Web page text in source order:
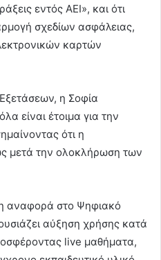
εντός ΑΕΙ», και ότι
σχεδίων ασφάλειας,
καρτών
η Σοφία
είναι έτοιμα για την
ότι η
μετά την ολοκλήρωση των
αναφορά στο Ψηφιακό
αύξηση χρήσης κατά
live μαθήματα,